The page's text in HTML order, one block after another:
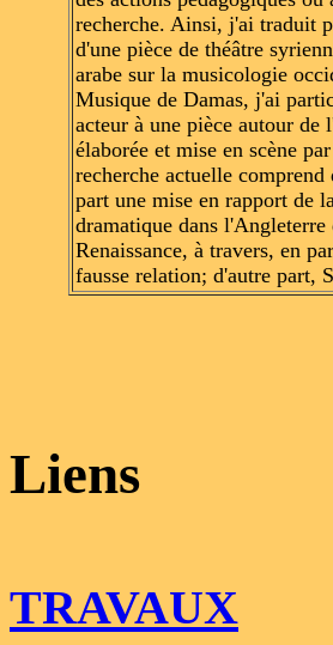
recherche. Ainsi, j'ai traduit
d'une pièce de théâtre
arabe sur la musicologie
Musique de Damas, j'ai
acteur à une pièce autour
élaborée et mise en scène
recherche actuelle
part une mise en rapport de
dramatique dans
Renaissance, à travers, en
fausse relation; d'autre part,
Liens
TRAVAUX